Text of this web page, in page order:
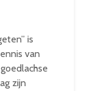
is
van
zijn